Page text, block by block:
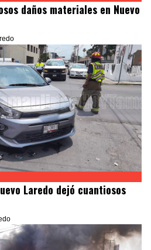
daños materiales en Nuevo
Laredo dejó cuantiosos